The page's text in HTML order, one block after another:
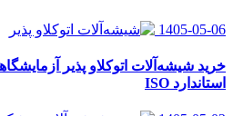
1405-05-06
خرید شیشه‌آلات اتوکلاو پذیر
استاندارد ISO